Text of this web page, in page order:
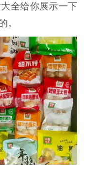
全给你展示一下
。